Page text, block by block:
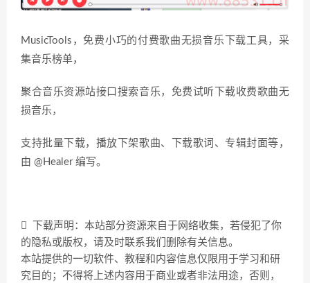
MusicTools，免费小巧的付费歌曲无损音乐下载工具，采
集音乐榜单，
聚合音乐资源站接口搜索音乐，免费试听下载收费歌曲无
损音乐，
支持批量下载，播放下架歌曲、下载歌词、专辑封面等，
由 @Healer 编写。
下载声明：本站部分资源来自于网络收集，若侵犯了你
的隐私或版权，请及时联系我们删除有关信息。
本站提供的一切软件、教程和内容信息仅限用于学习和研
究目的；不得将上述内容用于商业或者非法用途，否则，